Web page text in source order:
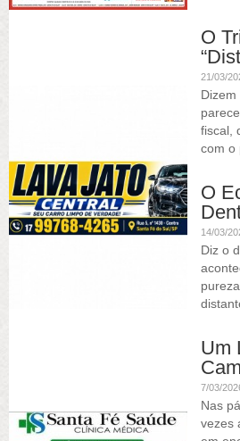
O
21/03/
fiscal,
com o
O
14/03/
Diz o
Um
7/03/
Nas
vezes